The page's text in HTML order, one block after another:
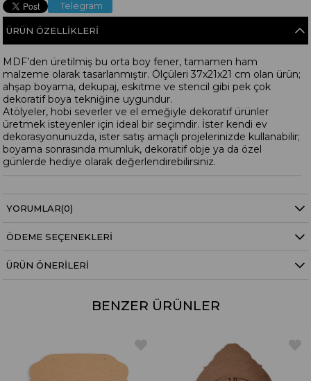
Telegram
ÜRÜN ÖZELLIKLERI
MDF’den üretilmiş bu orta boy fener, tamamen ham
malzeme olarak tasarlanmıştır. Ölçüleri 37x21x21 cm olan ürün;
ahşap boyama, dekupaj, eskitme ve stencil gibi pek çok
dekoratif boya tekniğine uygundur.
Atölyeler, hobi severler ve el emeğiyle dekoratif ürünler
üretmek isteyenler için ideal bir seçimdir. İster kendi ev
dekorasyonunuzda, ister satış amaçlı projelerinizde kullanabilir;
boyama sonrasında mumluk, dekoratif obje ya da özel
günlerde hediye olarak değerlendirebilirsiniz.
YORUMLAR(0)
ÖDEME SEÇENEKLERI
ÜRÜN ÖNERILERI
BENZER ÜRÜNLER